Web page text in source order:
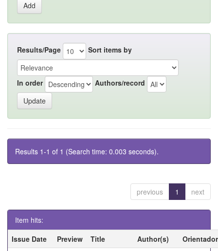
Results/Page Sort items by
In order Authors/record
Results 1-1 of 1 (Search time: 0.003 seconds).
previous 1 next
Item hits:
Issue Date
Preview Title Author(s)
Orientador